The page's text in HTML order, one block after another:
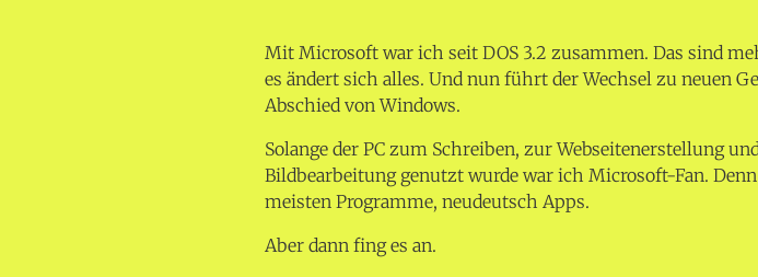
Mit Microsoft war ich seit DOS 3.2 zusammen. Das sind
es ändert sich alles. Und nun führt der Wechsel zu neuen
Abschied von Windows.
Solange der PC zum Schreiben, zur Webseitenerstellung
Bildbearbeitung genutzt wurde war ich Microsoft-Fan. Denn
meisten Programme, neudeutsch Apps.
Aber dann fing es an.